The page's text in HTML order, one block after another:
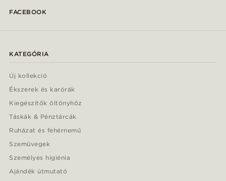
FACEBOOK
KATEGÓRIA
Új kollekció
Ékszerek és karórák
Kiegészítők öltönyhöz
Táskák & Pénztárcák
Ruházat és fehérnemű
Szemüvegek
Személyes higiénia
Ajándék útmutató